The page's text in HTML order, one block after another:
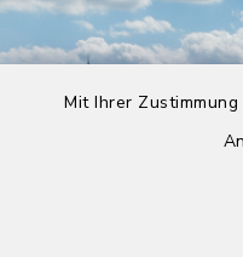
Mit Ihrer